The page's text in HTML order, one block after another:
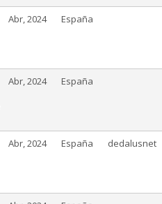
Abr, 2024 España
Abr, 2024 España
Abr, 2024 España dedalusnet